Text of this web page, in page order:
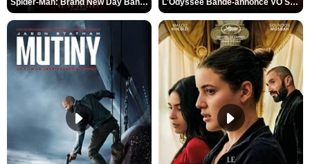
Spider-Man: Brand New Day Bande-annonce VO STFR L'Odyssée Bande-annonce VO STFR